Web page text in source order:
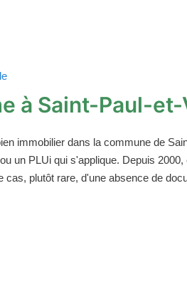
à Saint-Paul-
immobilier dans la commune de
un PLUi qui s'applique. Depuis
plutôt rare, d'une absence de